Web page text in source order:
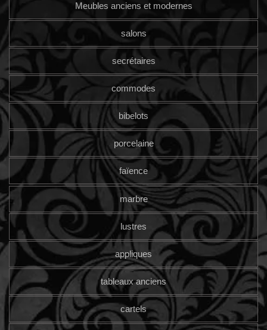
Meubles anciens et modernes
salons
secrétaires
commodes
bibelots
porcelaine
faïence
marbre
lustres
appliques
tableaux anciens
cartels